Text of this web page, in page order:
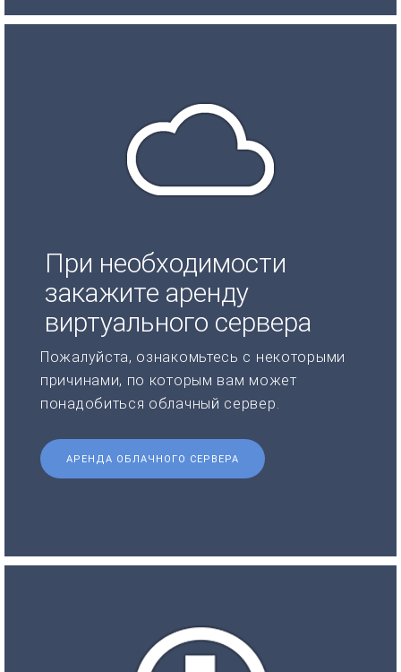
При необходимости
закажите аренду
виртуального сервера
Пожалуйста, ознакомьтесь с некоторыми
причинами, по которым вам может
понадобиться облачный сервер.
АРЕНДА ОБЛАЧНОГО СЕРВЕРА